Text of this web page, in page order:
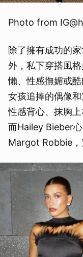
Photo from
除了擁有成功的
外，私下穿搭風
懶、性感撫媚或
女孩追捧的偶像
性感背心、抹胸
而Hailey Bieber
Margot Robbie，